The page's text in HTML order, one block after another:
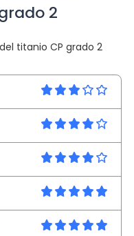
2
titanio CP grado 2